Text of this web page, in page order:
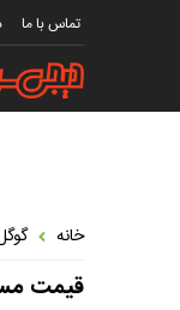
تماس با ما
خانه
قیمت